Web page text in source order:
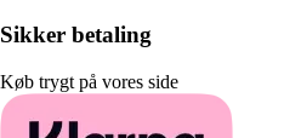
Sikker betaling
Køb trygt på vores side